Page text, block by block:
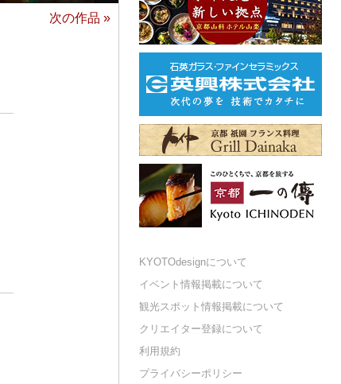
次の作品 »
KYOTOdesignについて
イベント情報掲載について
観光スポット情報掲載について
クリエイター登録について
利用規約
プライバシーポリシー